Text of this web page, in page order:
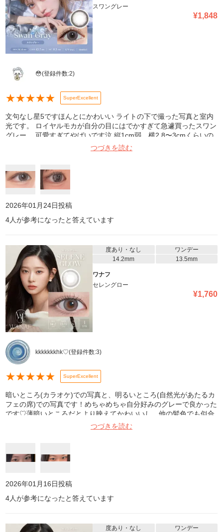
スワングレー
¥1,848
😳(登録件数:2)
★★★★★ SuperExcellent
文句なし星5ですほんとにかわいい ライトの下で撮った写真と室内
光です。 ロイヤルモカが自分の目にはでかすぎて急遽買ったスワン
グレー… 可愛すぎてやばいです泣 縦1cm弱、横2.8〜3cmくらいの
目です。 最初買う前はちっちゃすぎかなとか思ってたんですけどそ
んなことなくて自然なのに盛れるし、発色強すぎてギャルになると
つづきを読む
2026年01月24日投稿
4人が参考になったと答えています
度あり・なし
ワンデー
14.2mm
13.5mm
ワナフ
セレングロー
¥1,760
kkkkkkkhk♡(登録件数:3)
★★★★★ SuperExcellent
暗いところ(カラオケ)での写真と、明るいところ(自然光があたるカ
フェの席)での写真です！めちゃめちゃ自分好みのグレーで良かった
です♡薄暗いところだとより映えてかわいいし、他の髪色でも似合
いそうなグレーでかわちいです。自分的にも友達からも激良だった
のでまた買いたいと思いました♡ただ、カーブが0.3違うんですが、
つづきを読む
2026年01月16日投稿
4人が参考になったと答えています
度あり・なし
ワンデー